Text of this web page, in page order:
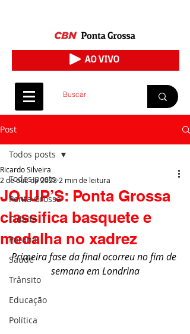
Post
Todos posts
Ponta Grossa
Cidade
Paraná
Saúde
Trânsito
Educação
Política
Todos posts
JOJUP’S: Ponta Grossa
classifica basquete e
medalha no xadrez
Ricardo Silveira
2 de out. de 2023 2 min de leitura
Primeira fase da final ocorreu no fim de
semana em Londrina